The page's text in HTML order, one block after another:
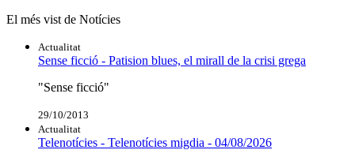
El més vist de Notícies
Actualitat
Sense ficció - Patision blues, el mirall de la crisi grega
"Sense ficció"
29/10/2013
Actualitat
Telenotícies - Telenotícies migdia - 04/08/2026